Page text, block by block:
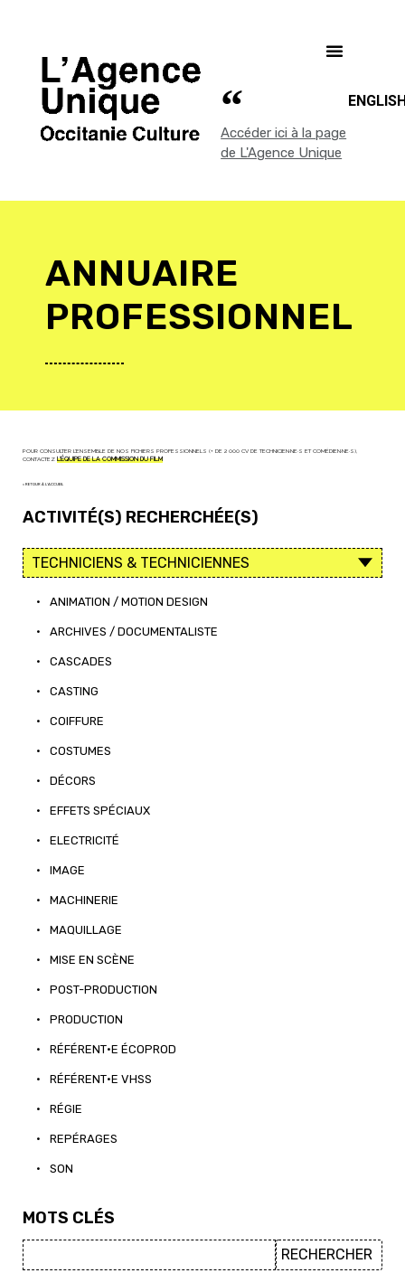
Accéder ici à la page
de L'Agence Unique
ANNUAIRE
PROFESSIONNEL
POUR CONSULTER L'ENSEMBLE DE NOS FICHIERS PROFESSIONNELS (+ DE 2 000 CV DE TECHNICIEN·NE·S ET COMÉDIEN·NE·S),
CONTACTEZ L'ÉQUIPE DE LA COMMISSION DU FILM
< RETOUR À L'ACCUEIL
ACTIVITÉ(S) RECHERCHÉE(S)
• ANIMATION / MOTION DESIGN
• ARCHIVES / DOCUMENTALISTE
• CASCADES
• CASTING
• COIFFURE
• COSTUMES
• DÉCORS
• EFFETS SPÉCIAUX
• ELECTRICITÉ
• IMAGE
• MACHINERIE
• MAQUILLAGE
• MISE EN SCÈNE
• POST-PRODUCTION
• PRODUCTION
• RÉFÉRENT·E ÉCOPROD
• RÉFÉRENT·E VHSS
• RÉGIE
• REPÉRAGES
• SON
MOTS CLÉS